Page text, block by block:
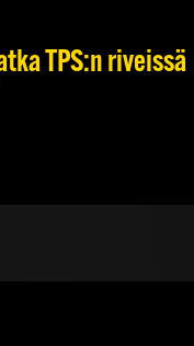
TPS:n riveissä